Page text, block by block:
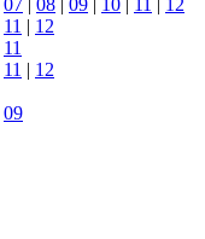
11 | 12
11
11 | 12
09